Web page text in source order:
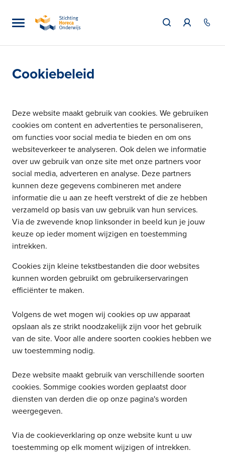
Cookiebeleid
Deze website maakt gebruik van cookies. We gebruiken
cookies om content en advertenties te personaliseren,
om functies voor social media te bieden en om ons
websiteverkeer te analyseren. Ook delen we informatie
over uw gebruik van onze site met onze partners voor
social media, adverteren en analyse. Deze partners
kunnen deze gegevens combineren met andere
informatie die u aan ze heeft verstrekt of die ze hebben
verzameld op basis van uw gebruik van hun services.
Via de zwevende knop linksonder in beeld kun je jouw
keuze op ieder moment wijzigen en toestemming
intrekken.
Cookies zijn kleine tekstbestanden die door websites
kunnen worden gebruikt om gebruikerservaringen
efficiënter te maken.
Volgens de wet mogen wij cookies op uw apparaat
opslaan als ze strikt noodzakelijk zijn voor het gebruik
van de site. Voor alle andere soorten cookies hebben we
uw toestemming nodig.
Deze website maakt gebruik van verschillende soorten
cookies. Sommige cookies worden geplaatst door
diensten van derden die op onze pagina's worden
weergegeven.
Via de cookieverklaring op onze website kunt u uw
toestemming op elk moment wijzigen of intrekken.